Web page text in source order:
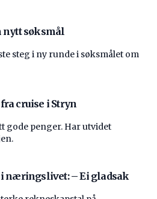
nytt søksmål
steg i ny runde i søksmålet om
cruise i Stryn
gode penger. Har utvidet
næringslivet: – Ei gladsak